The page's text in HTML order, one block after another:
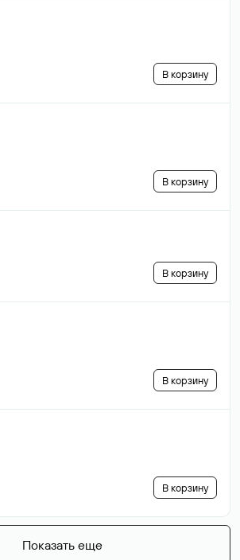
В корзину
В корзину
В корзину
В корзину
В корзину
Показать еще